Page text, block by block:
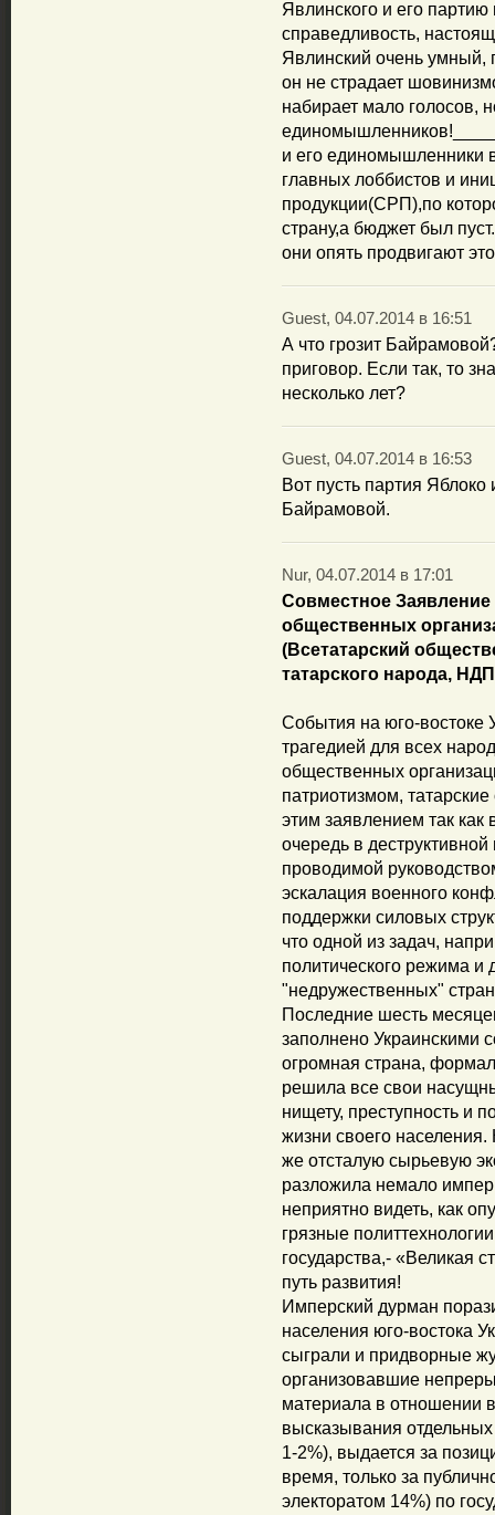
Явлинского и его
справедливость,
Явлинский очень умный,
он не страдает
набирает мало голосов,
и его единомышленники
главных лоббистов и
продукции(СРП),по
страну,а бюджет был
они опять продвигают
Guest, 04.07.2014 в 16:51
А что грозит
приговор. Если так, то
несколько лет?
Guest, 04.07.2014 в 16:53
Вот пусть партия
Байрамовой.
Nur, 04.07.2014 в 17:01
Совместное Заявление
общественных
(Всетатарский
татарского народа,
События на юго-востоке
трагедией для всех
общественных
патриотизмом,
этим заявлением так как
очередь в
проводимой
эскалация военного
поддержки силовых
что одной из задач,
политического режима и
"недружественных"
Последние шесть
заполнено Украинскими
огромная страна,
решила все свои
нищету, преступность и
жизни своего
же отсталую сырьевую
разложила немало
неприятно видеть, как
грязные
государства,- «Великая
путь развития!
Имперский дурман
населения юго-востока
сыграли и придворные
организовавшие
материала в отношении
высказывания отдельных
1-2%), выдается за
время, только за
электоратом 14%) по